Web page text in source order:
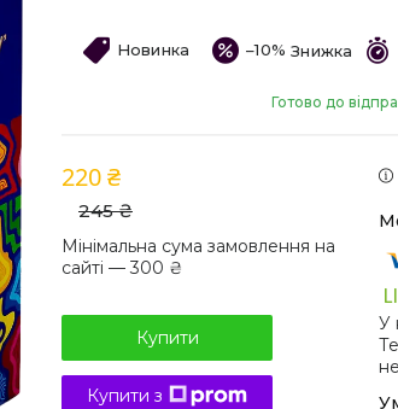
Новинка –10%
Готово до
245 ₴
220 ₴
Мінімальна сума замовлення на
сайті — 300 ₴
Купити
Купити з
У